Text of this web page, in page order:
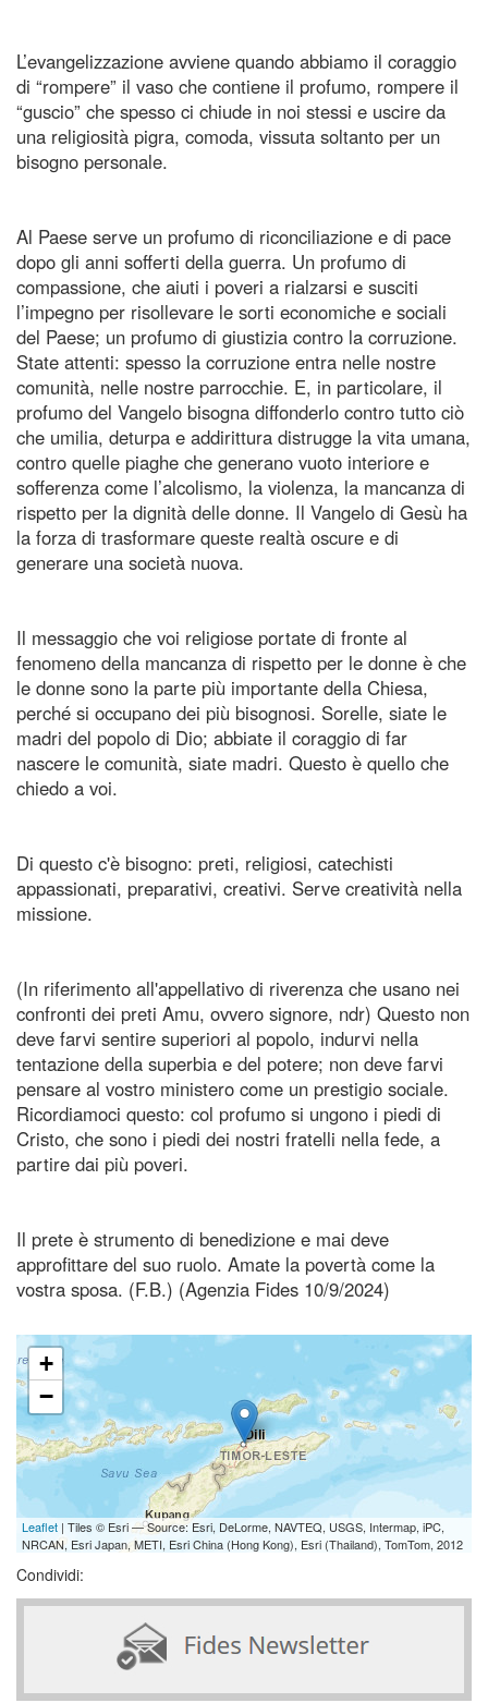
L’evangelizzazione avviene quando abbiamo il coraggio
di “rompere” il vaso che contiene il profumo, rompere il
“guscio” che spesso ci chiude in noi stessi e uscire da
una religiosità pigra, comoda, vissuta soltanto per un
bisogno personale.
Al Paese serve un profumo di riconciliazione e di pace
dopo gli anni sofferti della guerra. Un profumo di
compassione, che aiuti i poveri a rialzarsi e susciti
l’impegno per risollevare le sorti economiche e sociali
del Paese; un profumo di giustizia contro la corruzione.
State attenti: spesso la corruzione entra nelle nostre
comunità, nelle nostre parrocchie. E, in particolare, il
profumo del Vangelo bisogna diffonderlo contro tutto ciò
che umilia, deturpa e addirittura distrugge la vita umana,
contro quelle piaghe che generano vuoto interiore e
sofferenza come l’alcolismo, la violenza, la mancanza di
rispetto per la dignità delle donne. Il Vangelo di Gesù ha
la forza di trasformare queste realtà oscure e di
generare una società nuova.
Il messaggio che voi religiose portate di fronte al
fenomeno della mancanza di rispetto per le donne è che
le donne sono la parte più importante della Chiesa,
perché si occupano dei più bisognosi. Sorelle, siate le
madri del popolo di Dio; abbiate il coraggio di far
nascere le comunità, siate madri. Questo è quello che
chiedo a voi.
Di questo c'è bisogno: preti, religiosi, catechisti
appassionati, preparativi, creativi. Serve creatività nella
missione.
(In riferimento all'appellativo di riverenza che usano nei
confronti dei preti Amu, ovvero signore, ndr) Questo non
deve farvi sentire superiori al popolo, indurvi nella
tentazione della superbia e del potere; non deve farvi
pensare al vostro ministero come un prestigio sociale.
Ricordiamoci questo: col profumo si ungono i piedi di
Cristo, che sono i piedi dei nostri fratelli nella fede, a
partire dai più poveri.
Il prete è strumento di benedizione e mai deve
approfittare del suo ruolo. Amate la povertà come la
vostra sposa. (F.B.) (Agenzia Fides 10/9/2024)
+
−
Leaflet | Tiles © Esri — Source: Esri, DeLorme, NAVTEQ, USGS, Intermap, iPC,
NRCAN, Esri Japan, METI, Esri China (Hong Kong), Esri (Thailand), TomTom, 2012
Condividi: